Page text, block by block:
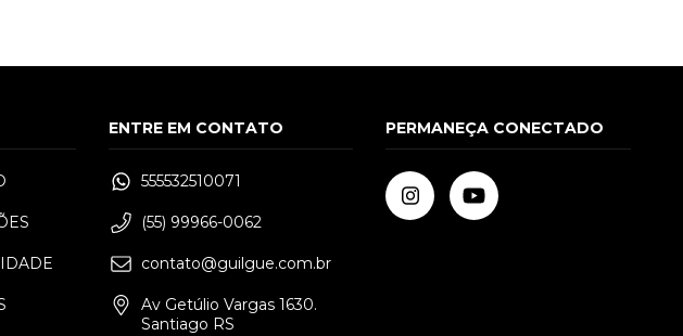
ENTRE EM CONTATO
555532510071
(55) 99966-0062
contato@guilgue.com.br
Av Getúlio Vargas 1630.
Santiago RS
PERMANEÇA CONECTADO